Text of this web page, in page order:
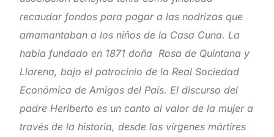
recaudar fondos para pagar a las nodrizas que
amamantaban a los niños de la Casa Cuna. La
había fundado en 1871 doña Rosa de Quintana y
Llarena, bajo el patrocinio de la Real Sociedad
Económica de Amigos del País. El discurso del
padre Heriberto es un canto al valor de la mujer a
través de la historia, desde las vírgenes mártires